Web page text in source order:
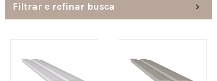
Filtrar e refinar busca